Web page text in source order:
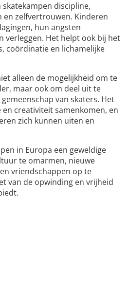
discipline,
zelfvertrouwen. Kinderen
hun angsten
verleggen. Het helpt ook bij het
coördinatie en lichamelijke
alleen de mogelijkheid om te
maar ook om deel uit te
van skaters. Het
en creativiteit samenkomen, en
zich kunnen uiten en
in Europa een geweldige
te omarmen, nieuwe
vriendschappen op te
van de opwinding en vrijheid